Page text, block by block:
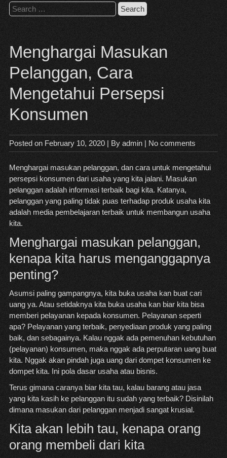
Search
for:
Menghargai Masukan
Pelanggan, Cara
Mengetahui Persepsi
Konsumen
Posted on February 10, 2020| By admin| No comments
Menghargai masukan pelanggan, dan cara untuk mengetahui
persepsi konsumen dari usaha yang kita jalani. Masukan
pelanggan adalah informasi terbaik bagi kita. Katanya,
pelanggan yang paling tidak puas terhadap produk usaha kita
adalah media pembelajaran terbaik untuk membangun usaha
kita.
Menghargai masukan pelanggan,
kenapa kita harus menganggapnya
penting?
Asumsi paling gampangnya, kita buka usaha kan buat cari
uang ya. Atau setidaknya kita buka usaha kan biar kita bisa
memberi pelayanan kepada konsumen. Pelayanan seperti
apa? Pelayanan yang terbaik, penyediaan produk yang paling
baik, dan sebagainya. Kalau nggak ada pemenuhan kebutuhan
(pelayanan) konsumen, maka nggak ada perputaran uang buat
kita. Nggak akan pindah juga uang dari dompet konsumen ke
dompet kita. Ini pola dasar usaha atau bisnis.
Terus gimana caranya biar kita tau, kalau barang atau jasa
yang kita kasih ke pelanggan itu sudah yang terbaik? Disinilah
dimana masukan dari pelanggan menjadi sangat krusial.
Kita akan lebih tau, kenapa orang
orang membeli dari kita